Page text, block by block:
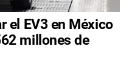
el EV3 en México
millones de